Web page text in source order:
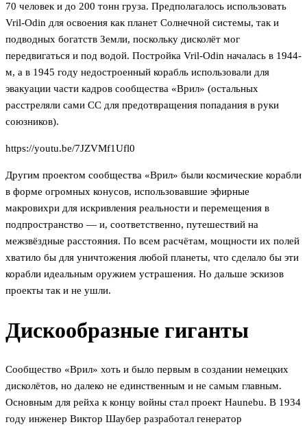
70 человек и до 200 тонн груза. Предполагалось использовать
Vril-Odin для освоения как планет Солнечной системы, так и
подводных богатств Земли, поскольку дисколёт мог
передвигаться и под водой. Постройка Vril-Odin началась в 1944-
м, а в 1945 году недостроенный корабль использовали для
эвакуации части кадров сообщества «Врил» (остальных
расстреляли сами СС для предотвращения попадания в руки
союзников).
https://youtu.be/7JZVMf1Ufl0
Другим проектом сообщества «Врил» были космические корабли
в форме огромных конусов, использовавшие эфирные
макровихри для искривления реальности и перемещения в
подпространство — и, соответственно, путешествий на
межзвёздные расстояния. По всем расчётам, мощности их полей
хватило бы для уничтожения любой планеты, что сделало бы эти
корабли идеальным оружием устрашения. Но дальше эскизов
проекты так и не ушли.
Дискообразные гиганты
Сообщество «Врил» хоть и было первым в создании немецких
дисколётов, но далеко не единственным и не самым главным.
Основным для рейха к концу войны стал проект Haunebu. В 1934
году инженер Виктор Шаубер разработал генератор